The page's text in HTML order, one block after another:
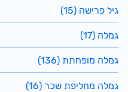
גיל פרישה (15)
גמלה (17)
גמלה מופחתת (136)
גמלה מחליפת שכר (16)